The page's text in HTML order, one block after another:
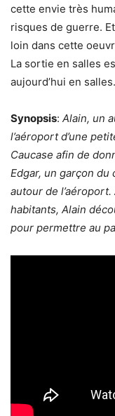
cette envie très
risques de guerre.
loin dans cette
La sortie en salles
aujourd’hui en salles.
Synopsis: Alain, un
l’aéroport d’une
Caucase afin de
Edgar, un garçon
autour de
habitants, Alain
pour permettre au